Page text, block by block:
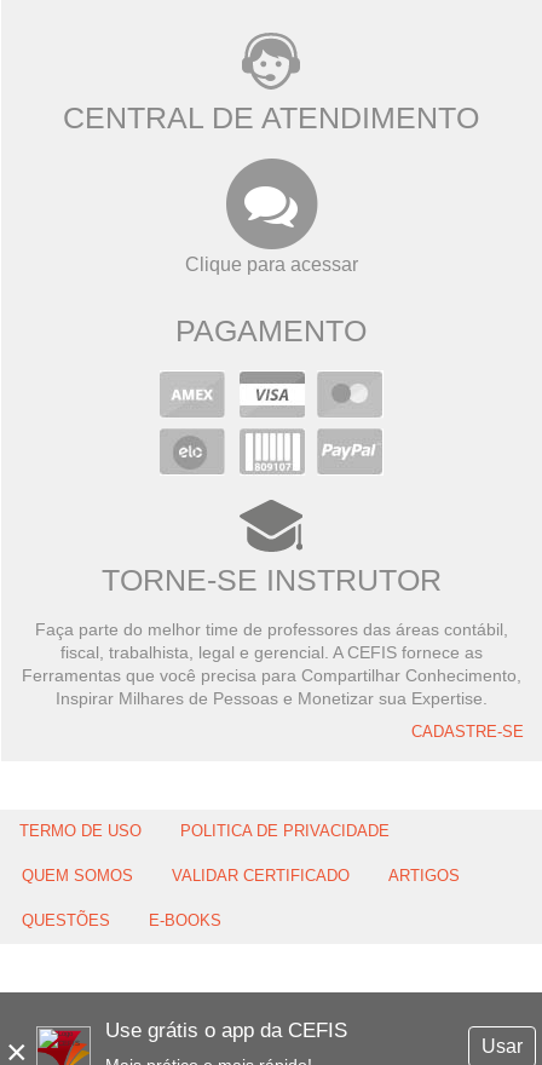
×
Use grátis o app da CEFIS
Usar
CENTRAL DE ATENDIMENTO
Clique para acessar
PAGAMENTO
TORNE-SE INSTRUTOR
Faça parte do melhor time de professores das áreas contábil,
fiscal, trabalhista, legal e gerencial. A CEFIS fornece as
Ferramentas que você precisa para Compartilhar Conhecimento,
Inspirar Milhares de Pessoas e Monetizar sua Expertise.
CADASTRE-SE
TERMO DE USO POLITICA DE PRIVACIDADE
QUEM SOMOS VALIDAR CERTIFICADO ARTIGOS
QUESTÕES E-BOOKS